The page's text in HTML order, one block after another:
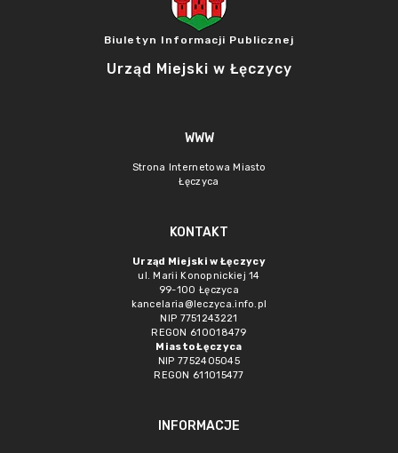
Biuletyn Informacji Publicznej
Urząd Miejski w Łęczycy
WWW
Strona Internetowa Miasto
Łęczyca
KONTAKT
Urząd Miejski w Łęczycy
ul. Marii Konopnickiej 14
99-100 Łęczyca
kancelaria@leczyca.info.pl
NIP 7751243221
REGON 610018479
Miasto Łęczyca
NIP 7752405045
REGON 611015477
INFORMACJE